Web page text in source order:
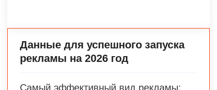
Данные для успешного запуска
рекламы на 2026 год
Самый эффективный вид рекламы: